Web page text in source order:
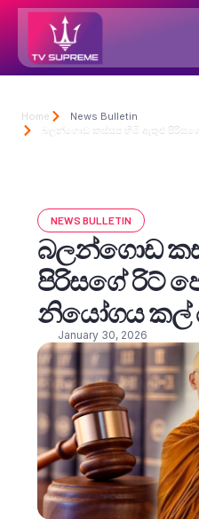
Home
News Bulletin
බලන්ගොඩ කස්සප හිමි ඇතුළු
NEWS BULLETIN
බලන්ගොඩ
පිරිසගේ රිට්
නියෝගය කල්
January 30, 2026